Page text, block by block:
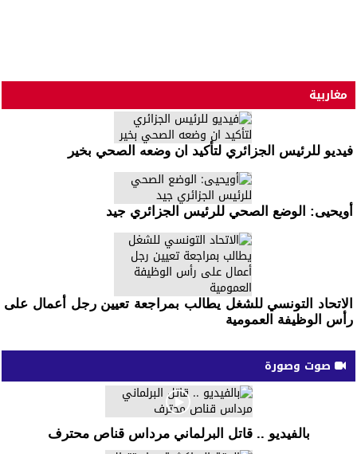
مغاربية
فيديو للرئيس الجزائري لتأكيد ان وضعه الصحي بخير
أويحيى: الوضع الصحي للرئيس الجزائري جيد
الاتحاد التونسي للشغل يطالب بمراجعة تعيين رجل أعمال على
رأس الوظيفة العمومية
صوت وصورة
بالفيديو .. قاتل البرلماني مرداس قناص محترف